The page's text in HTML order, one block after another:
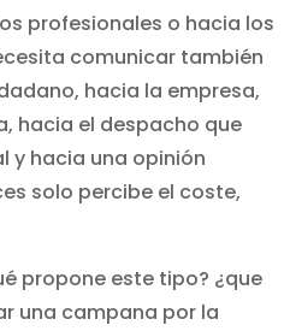
profesionales o hacia los
comunicar también
hacia la empresa,
hacia el despacho que
y hacia una opinión
solo percibe el coste,
propone este tipo? ¿que
una campana por la